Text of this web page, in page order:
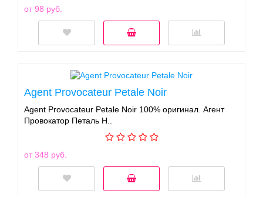
от 98 руб.
Agent Provocateur Petale Noir
Agent Provocateur Petale Noir 100% оригинал. Агент
Провокатор Петаль Н..
от 348 руб.